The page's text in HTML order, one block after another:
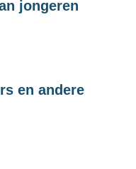
jongeren
en andere